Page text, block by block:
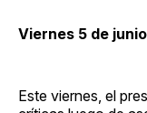
Viernes 5 de junio
Este viernes, el